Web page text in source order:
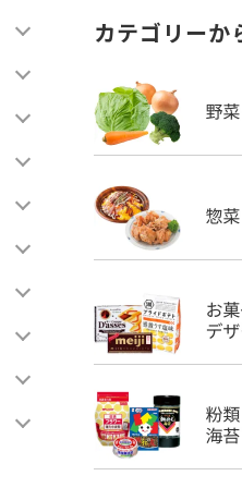
カテゴリーか